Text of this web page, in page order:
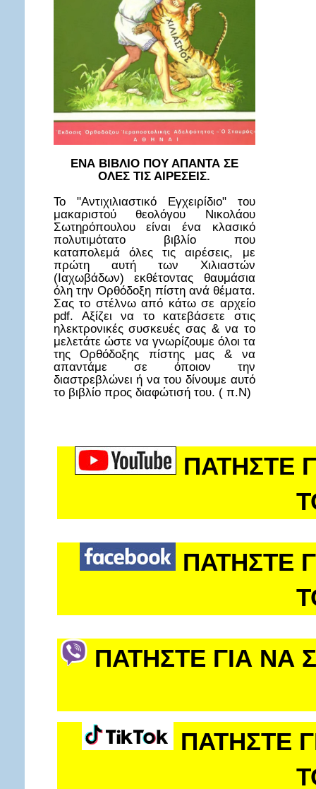
ΕΝΑ ΒΙΒΛΙΟ ΠΟΥ ΑΠΑΝΤΑ ΣΕ
ΟΛΕΣ ΤΙΣ ΑΙΡΕΣΕΙΣ.
Το "Αντιχιλιαστικό Εγχειρίδιο" του
μακαριστού θεολόγου Νικολάου
Σωτηρόπουλου είναι ένα κλασικό
πολυτιμότατο βιβλίο που
καταπολεμά όλες τις αιρέσεις, με
πρώτη αυτή των Χιλιαστών
(Ιαχωβάδων) εκθέτοντας θαυμάσια
όλη την Ορθόδοξη πίστη ανά θέματα.
Σας το στέλνω από κάτω σε αρχείο
pdf. Αξίζει να το κατεβάσετε στις
ηλεκτρονικές συσκευές σας & να το
μελετάτε ώστε να γνωρίζουμε όλοι τα
της Ορθόδοξης πίστης μας & να
απαντάμε σε όποιον την
διαστρεβλώνει ή να του δίνουμε αυτό
το βιβλίο προς διαφώτισή του. ( π.Ν)
ΠΑΤΗΣΤΕ
ΠΑΤΗΣΤΕ
ΠΑΤΗΣΤΕ ΓΙΑ ΝΑ
ΠΑΤΗΣΤΕ